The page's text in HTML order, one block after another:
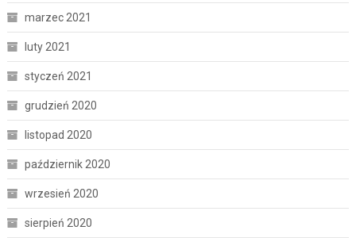
marzec 2021
luty 2021
styczeń 2021
grudzień 2020
listopad 2020
październik 2020
wrzesień 2020
sierpień 2020